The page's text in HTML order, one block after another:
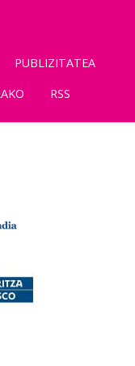
PUBLIZITATEA
RSS